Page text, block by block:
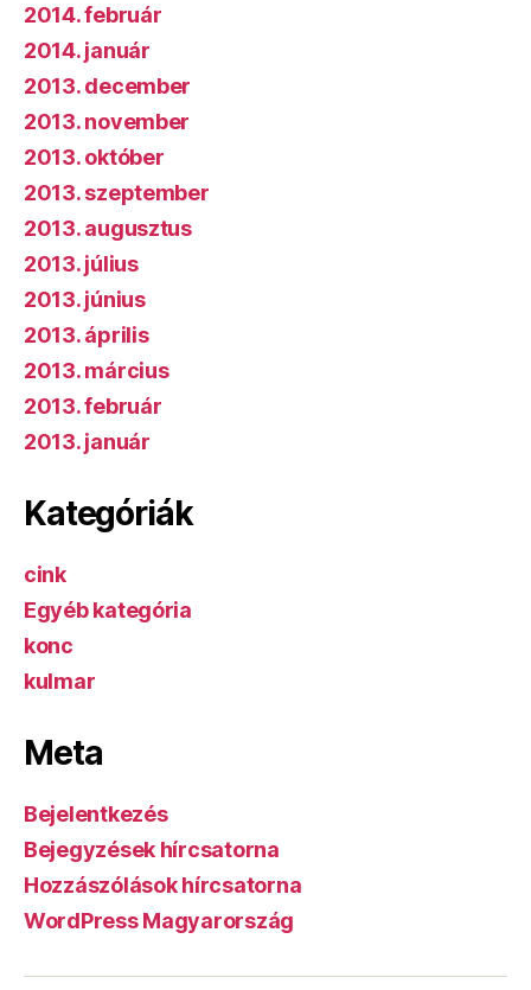
2014. február
2014. január
2013. december
2013. november
2013. október
2013. szeptember
2013. augusztus
2013. július
2013. június
2013. április
2013. március
2013. február
2013. január
Kategóriák
cink
Egyéb kategória
konc
kulmar
Meta
Bejelentkezés
Bejegyzések hírcsatorna
Hozzászólások hírcsatorna
WordPress Magyarország